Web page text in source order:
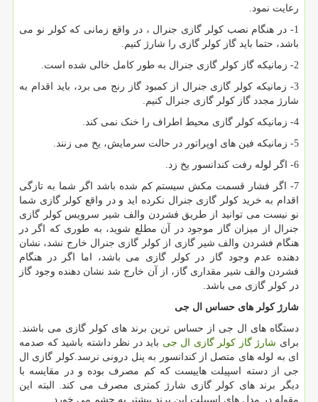
رعایت نمود.
1- در هنگام نصب کولر گازی جنرال ، در واقع زمانی که کولر نو می
باشد، حتما باید گاز کولر گازی را شارژ کنیم.
2- زمانیکه گاز کولر گازی جنرال به طور کامل خالی شده است.
3- زمانیکه کولر گازی جنرال از کمبود گاز رنج می برد، باید اقدام به
شارژ مجدد گاز کولر گازی جنرال کنیم.
4- زمانیکه کولر گازی محیط اطراف را خنک نمی کند.
5- زمانیکه فین های اوپراتور در حالت سرمایش، یخ می زنند.
6- اگر لوله رفت کندانسور یخ زد.
7- اگر فشار قسمت مکش سیستم کم شده باشد اگر شما به تازگی
اقدام به خرید کولر گازی جنرال نکرده اید و در واقع کولر گازی شما
نو نیست می توانید از طریق فشردن والف شیر سرویس کولر گازی
جنرال از میزان گاز موجود در آن مطلع شوید، به طوری که اگر در
هنگام فشردن والف شیر گازی از کولر گازی جنرال خارج نشد، نشان
دهنده عدم وجود گاز در کولر گازی می باشد، اما اگر در هنگام
فشردن والف شیر مقداری گاز، از آن خارج شد نشان دهنده وجود گاز
در کولر گازی می باشد.
شارژ کولر های حساس ال جی
دستگاه های ال جی از حساس ترین برند های کولر گازی می باشند.
برای شارژ گاز کولر گازی ال جی باید در نظر داشته باشید که صدمه
ای به لوله های متصل از کندانسور به پنل درونی نرسد.کولر گازی ال
جی از دسته اسپیلت هاییست که کم مصرف بوده و در مقایسه با
دیگر برند های کولر گازی شارژ کمتری مصرف می کند. البته این
مقوله در مدل های اسپیلت این برند بیشتر به چشم می خورد.